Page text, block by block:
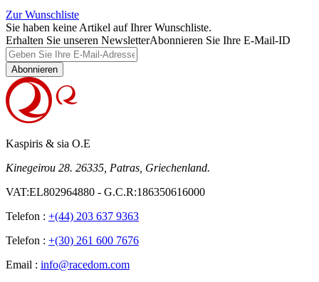
Zur Wunschliste
Sie haben keine Artikel auf Ihrer Wunschliste.
Erhalten Sie unseren NewsletterAbonnieren Sie Ihre E-Mail-ID
Abonnieren
Kaspiris & sia O.E
Kinegeirou 28. 26335, Patras, Griechenland.
VAT:EL802964880 - G.C.R:186350616000
Telefon : +(44) 203 637 9363
Telefon : +(30) 261 600 7676
Email : info@racedom.com